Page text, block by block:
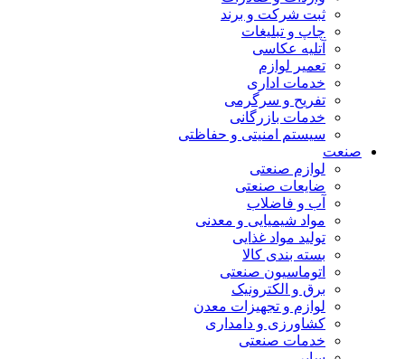
ثبت شرکت و برند
چاپ و تبلیغات
آتلیه عکاسی
تعمیر لوازم
خدمات اداری
تفریح و سرگرمی
خدمات بازرگانی
سیستم امنیتی و حفاظتی
صنعت
لوازم صنعتی
ضایعات صنعتی
آب و فاضلاب
مواد شیمیایی و معدنی
تولید مواد غذایی
بسته بندی کالا
اتوماسیون صنعتی
برق و الکترونیک
لوازم و تجهیزات معدن
کشاورزی و دامداری
خدمات صنعتی